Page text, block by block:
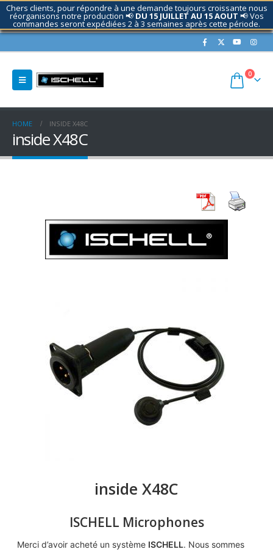
Chers clients, pour répondre à une demande toujours croissante nous
réorganisons notre production 📢 DU 15 JUILLET AU 15 AOUT 📢 Vos
commandes seront expédiées 2 à 3 semaines après cette période.
Contactez nous si nécessaire.
0
HOME INSIDE X48C
inside X48C
inside X48C
ISCHELL Microphones
Merci d’avoir acheté un système ISCHELL. Nous sommes